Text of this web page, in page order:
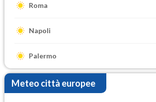
Roma
Napoli
Palermo
Meteo città europee